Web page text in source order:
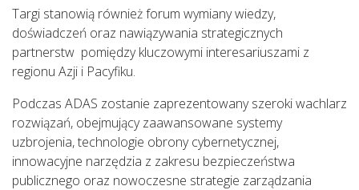
Targi stanowią również forum wymiany wiedzy,
doświadczeń oraz nawiązywania strategicznych
partnerstw pomiędzy kluczowymi interesariuszami z
regionu Azji i Pacyfiku.
Podczas ADAS zostanie zaprezentowany szeroki wachlarz
rozwiązań, obejmujący zaawansowane systemy
uzbrojenia, technologie obrony cybernetycznej,
innowacyjne narzędzia z zakresu bezpieczeństwa
publicznego oraz nowoczesne strategie zarządzania